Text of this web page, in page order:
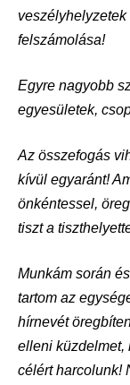
felszámolása!
Egyre nagyobb
egyesületek,
Az összefogás
kívül egyaránt!
önkéntessel,
tiszt a
Munkám során
tartom az
hírnevét
elleni küzdelmet,
célért harcolunk!